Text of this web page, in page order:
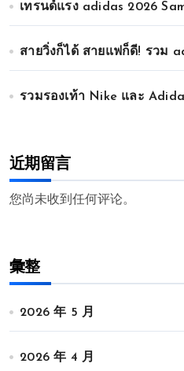
เทรนด์แรง adidas 2026
สายวิ่งก็ได้ สายแฟก็ดี! รวม
รวมรองเท้า Nike และ
近期留言
您尚未收到任何评论。
彙整
2026 年 5 月
2026 年 4 月